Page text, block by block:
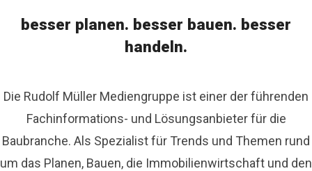
besser planen. besser bauen. besser
handeln.
Die Rudolf Müller Mediengruppe ist einer der führenden
Fachinformations- und Lösungsanbieter für die
Baubranche. Als Spezialist für Trends und Themen rund
um das Planen, Bauen, die Immobilienwirtschaft und den